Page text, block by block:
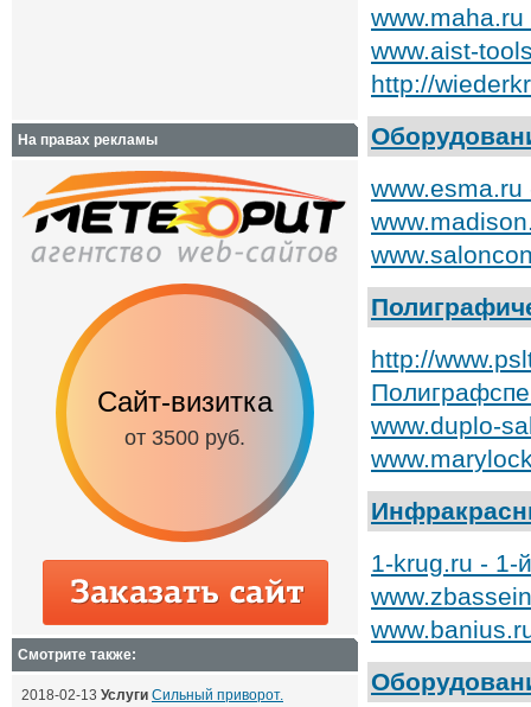
www.aist-
http://
http://
www.duplo-
1-krug.ru - 1-
На правах рекламы
Сайт-визитка
от 3500 руб.
Сайт с
от 6500 руб.
Смотрите также:
2018-02-13 Услуги Сильный приворот.